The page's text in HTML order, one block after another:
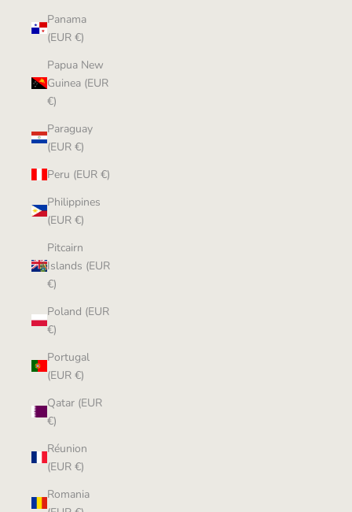
Panama
(EUR €)
Papua New
Guinea (EUR
€)
Paraguay
(EUR €)
Peru (EUR €)
Philippines
(EUR €)
Pitcairn
Islands (EUR
€)
Poland (EUR
€)
Portugal
(EUR €)
Qatar (EUR
€)
Réunion
(EUR €)
Romania